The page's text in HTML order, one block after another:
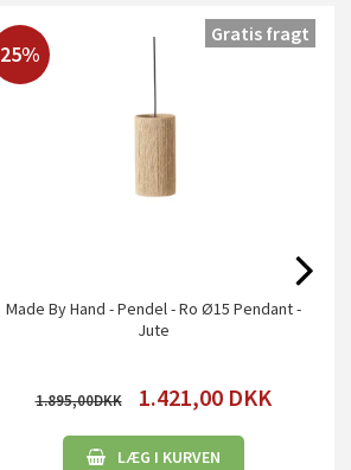
25%
Made By Hand - Pendel - Ro Ø15 Pendant -
Jute
1.895,00 1.421,00 DKK
LÆG I KURVEN
Gratis fragt